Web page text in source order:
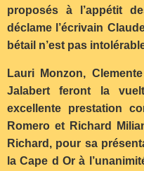
proposés à l’appétit
déclame l’écrivain
bétail n’est pas
Lauri Monzon,
Jalabert feront la
excellente prestation
Romero et Richard
Richard, pour sa
la Cape d Or à